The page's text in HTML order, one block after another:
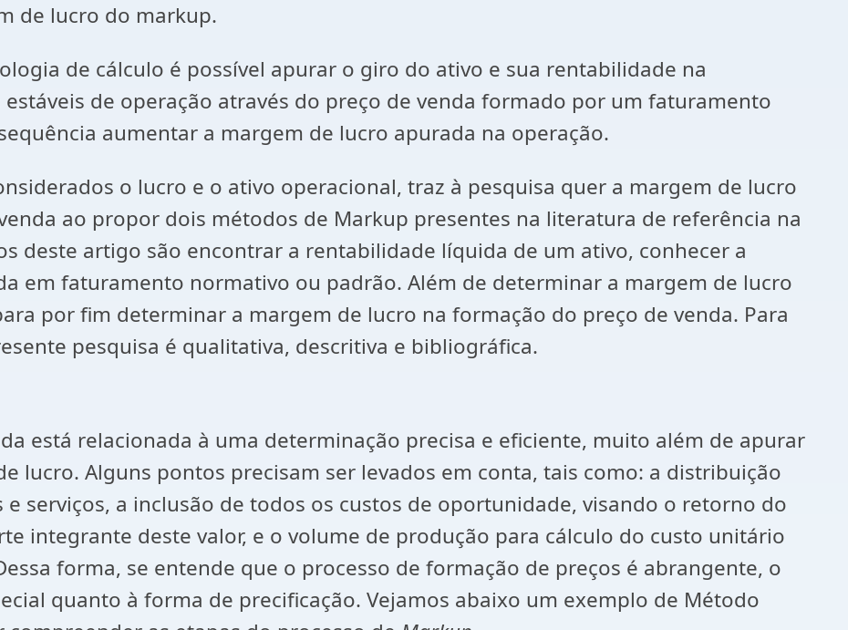
de lucro do markup.
de cálculo é possível apurar o giro do ativo e sua rentabilidade na
de operação através do preço de venda formado por um faturamento
aumentar a margem de lucro apurada na operação.
o lucro e o ativo operacional, traz à pesquisa quer a margem de lucro
ao propor dois métodos de Markup presentes na literatura de referência na
deste artigo são encontrar a rentabilidade líquida de um ativo, conhecer a
em faturamento normativo ou padrão. Além de determinar a margem de lucro
por fim determinar a margem de lucro na formação do preço de venda. Para
pesquisa é qualitativa, descritiva e bibliográfica.
relacionada à uma determinação precisa e eficiente, muito além de apurar
lucro. Alguns pontos precisam ser levados em conta, tais como: a distribuição
serviços, a inclusão de todos os custos de oportunidade, visando o retorno do
integrante deste valor, e o volume de produção para cálculo do custo unitário
forma, se entende que o processo de formação de preços é abrangente, o
quanto à forma de precificação. Vejamos abaixo um exemplo de Método